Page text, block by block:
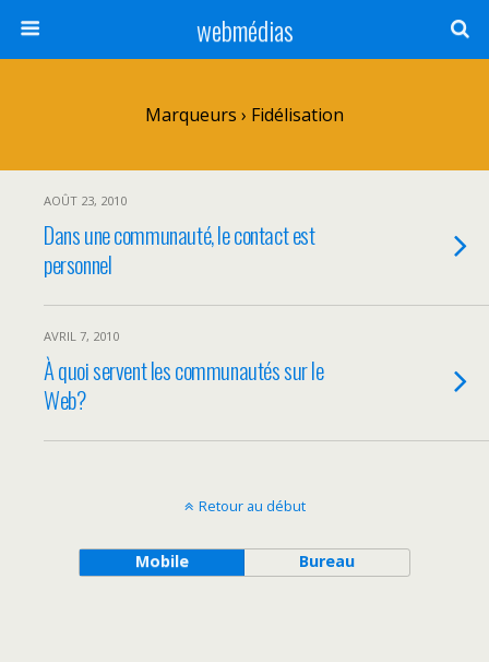
webmédias
Marqueurs › Fidélisation
AOÛT 23, 2010
Dans une communauté, le contact est
personnel
AVRIL 7, 2010
À quoi servent les communautés sur le
Web?
Retour au début
Mobile Bureau